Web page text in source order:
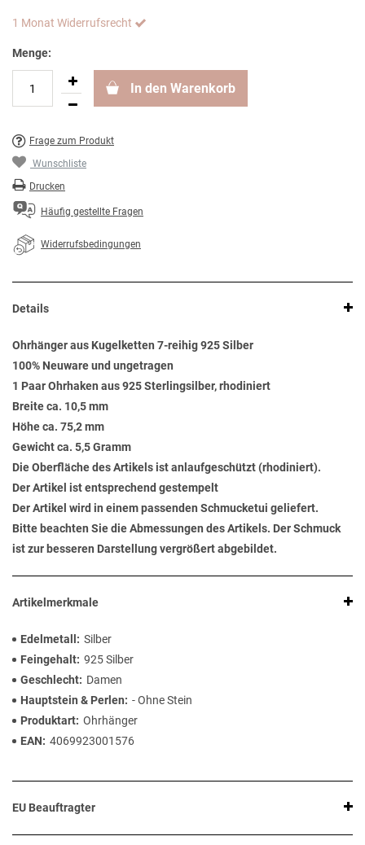
1 Monat Widerrufsrecht
Menge:
In den Warenkorb
Frage zum Produkt
Wunschliste
Drucken
Häufig gestellte Fragen
Widerrufsbedingungen
Details
Ohrhänger aus Kugelketten 7-reihig 925 Silber
100% Neuware und ungetragen
1 Paar Ohrhaken aus 925 Sterlingsilber, rhodiniert
Breite ca. 10,5 mm
Höhe ca. 75,2 mm
Gewicht ca. 5,5 Gramm
Die Oberfläche des Artikels ist anlaufgeschützt (rhodiniert).
Der Artikel ist entsprechend gestempelt
Der Artikel wird in einem passenden Schmucketui geliefert.
Bitte beachten Sie die Abmessungen des Artikels. Der Schmuck
ist zur besseren Darstellung vergrößert abgebildet.
Artikelmerkmale
Edelmetall
Silber
Feingehalt 925 Silber
Geschlecht
Damen
Hauptstein & Perlen
- Ohne Stein
Produktart Ohrhänger
EAN
4069923001576
EU Beauftragter